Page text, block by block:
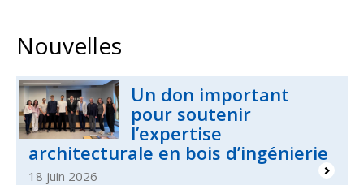
Nouvelles
Un don important
pour soutenir
l’expertise
architecturale en bois d’ingénierie
18 juin 2026